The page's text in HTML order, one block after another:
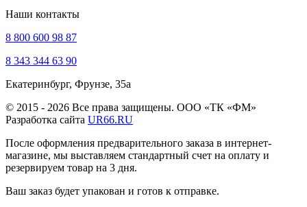
Наши контакты
8 800 600 98 87
8 343 344 63 90
Екатеринбург, Фрунзе, 35а
© 2015 - 2026 Все права защищены. ООО «ТК «ФМ»
Разработка сайта UR66.RU
После оформления предварительного заказа в интернет-
магазине, мы выставляем стандартный счет на оплату и
резервируем товар на 3 дня.
Ваш заказ будет упакован и готов к отправке.